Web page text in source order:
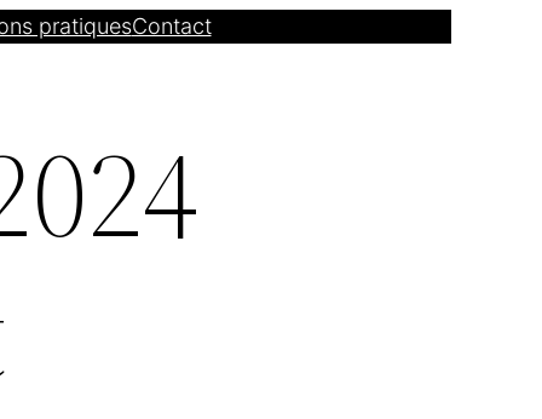
pratiquesContact